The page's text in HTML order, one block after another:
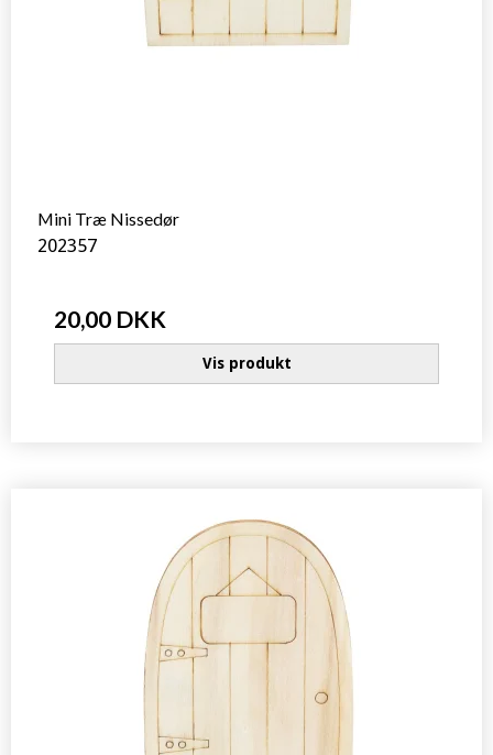
Mini Træ Nissedør
202357
20,00 DKK
Vis produkt